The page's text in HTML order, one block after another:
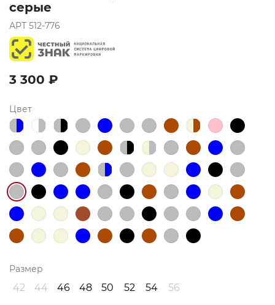
серые
АРТ 512-776
3 300 ₽
Цвет
Размер
42 44 46 48 50 52 54 56